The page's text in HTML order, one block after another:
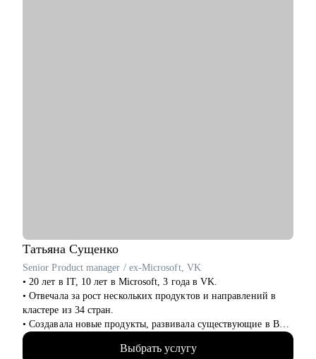
Татьяна Сущенко
Senior Product manager / ex-Microsoft, VK
• 20 лет в IT, 10 лет в Microsoft, 3 года в VK.
• Отвечала за рост нескольких продуктов и направлений в
кластере из 34 стран.
• Создавала новые продукты, развивала существующие в B2B
и B2C.
• Управляла портфелем из 30 продуктов.
Выбрать услугу